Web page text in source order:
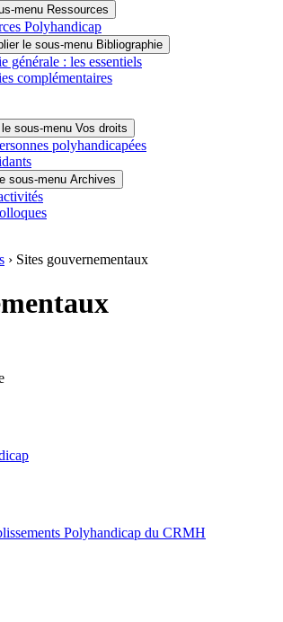
menu Ressources
Polyhandicap
le sous-menu Bibliographie
générale : les essentiels
complémentaires
le sous-menu Vos droits
polyhandicapées
sous-menu Archives
› Sites gouvernementaux
Polyhandicap du CRMH